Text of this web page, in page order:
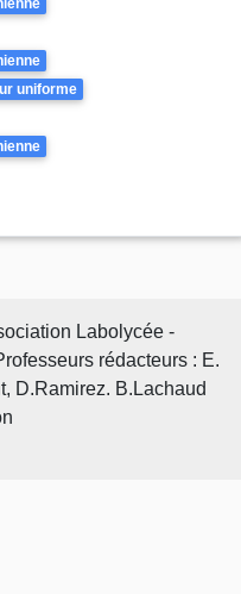
uniforme
Labolycée -
rédacteurs : E.
D.Ramirez. B.Lachaud